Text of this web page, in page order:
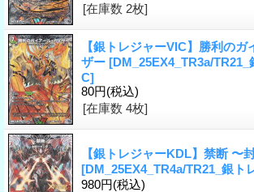
[在庫数 2枚]
【銀トレジャーVIC】勝利のガ
ザー [DM_25EX4_TR3a/TR21_
C]
80円(税込)
[在庫数 4枚]
【銀トレジャーKDL】禁断 〜
[DM_25EX4_TR4a/TR21_銀ト
980円(税込)